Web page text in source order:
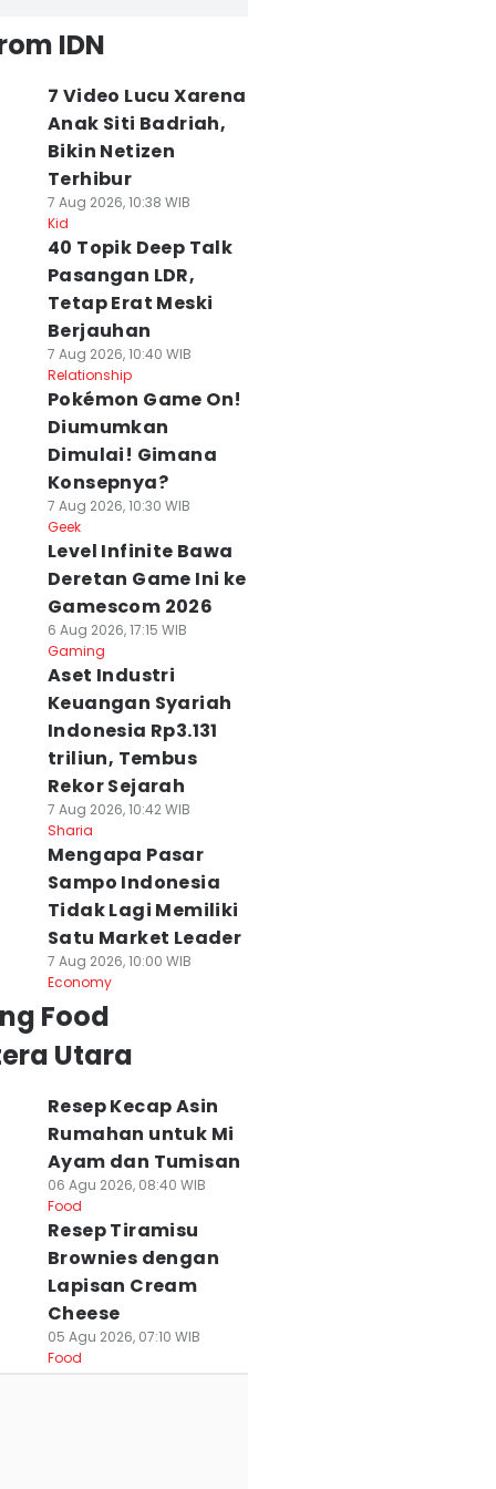
IDN
7 Video Lucu Xarena
Anak Siti Badriah,
Bikin Netizen
Terhibur
7 Aug 2026, 10:38 WIB
Kid
40 Topik Deep Talk
Pasangan LDR,
Tetap Erat Meski
Berjauhan
7 Aug 2026, 10:40 WIB
Relationship
Pokémon Game On!
Diumumkan
Dimulai! Gimana
Konsepnya?
7 Aug 2026, 10:30 WIB
Geek
Level Infinite Bawa
Deretan Game Ini ke
Gamescom 2026
6 Aug 2026, 17:15 WIB
Gaming
Aset Industri
Keuangan Syariah
Indonesia Rp3.131
triliun, Tembus
Rekor Sejarah
7 Aug 2026, 10:42 WIB
Sharia
Mengapa Pasar
Sampo Indonesia
Tidak Lagi Memiliki
Satu Market Leader
7 Aug 2026, 10:00 WIB
Economy
Food
Utara
Resep Kecap Asin
Rumahan untuk Mi
Ayam dan Tumisan
06 Agu 2026, 08:40 WIB
Food
Resep Tiramisu
Brownies dengan
Lapisan Cream
Cheese
05 Agu 2026, 07:10 WIB
Food